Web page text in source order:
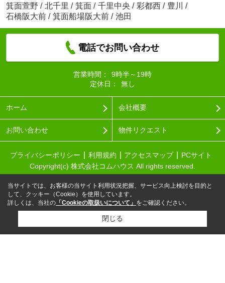
箕面萱野 / 北千里 / 箕面 / 千里中央 / 彩都西 / 豊川
/
石橋阪大前 / 箕面船場阪大前 / 池田
電話でお問い合わせ
営業時間：
9時半～19時
定休日：
無し
ホーム 会社概要
お問い合わせ 物件リクエスト
プライバシーポリシー 利用規約 アクセスマップ
PCサイト
Copyright(c) 株式会社コムハウス All rights reserved.
当サイトでは、お客様の当サイト利用状況把握、サービス向上検討を目的と
して、クッキー（Cookie）を使用しています。
詳しくは、当社の 「Cookieの取扱いについて」 をご確認ください。
閉じる